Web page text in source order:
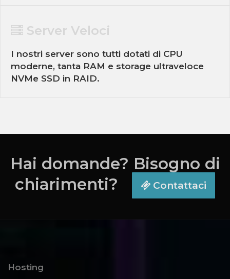
Server Veloci
I nostri server sono tutti dotati di CPU
moderne, tanta RAM e storage ultraveloce
NVMe SSD in RAID.
Hai domande? Bisogno di
chiarimenti?
Contattaci
Hosting